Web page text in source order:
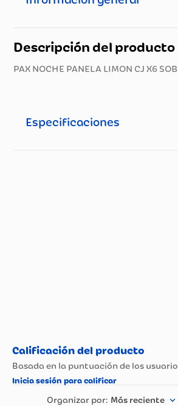
Descripción del producto
PAX NOCHE PANELA LIMON CJ X6 SOB
Especificaciones
Más reciente